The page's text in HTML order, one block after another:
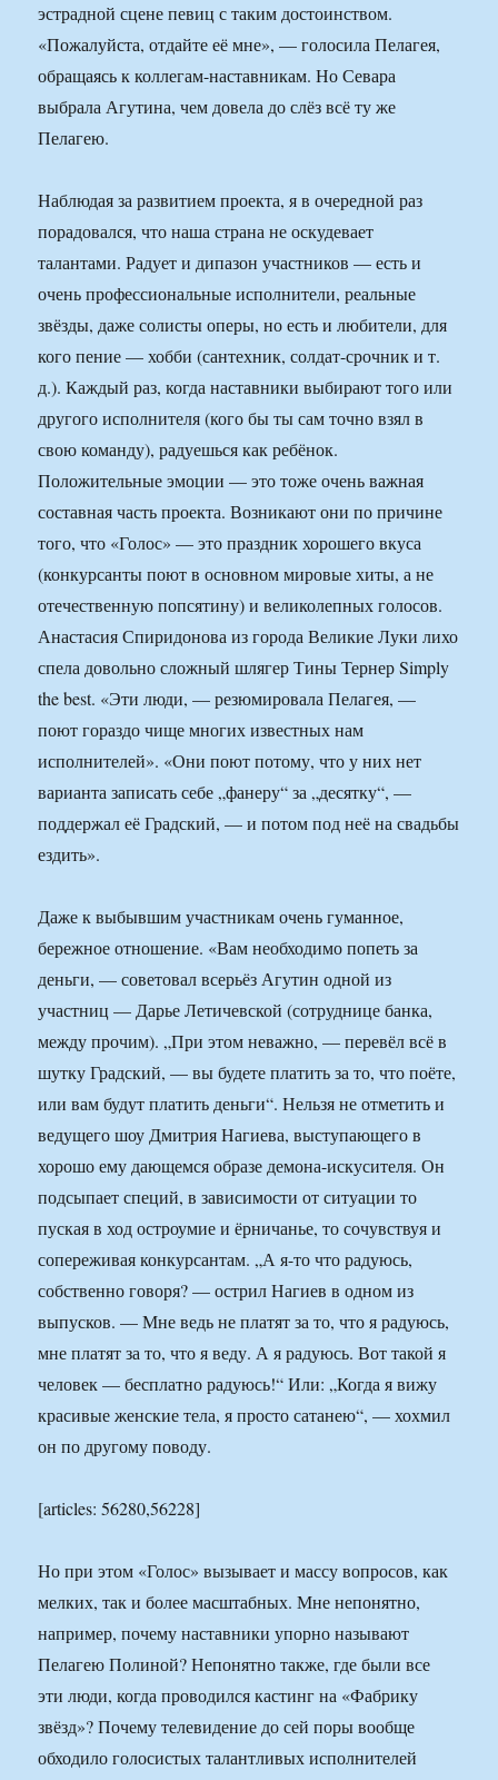
эстрадной сцене певиц с таким достоинством.
«Пожалуйста, отдайте её мне», — голосила Пелагея,
обращаясь к коллегам-наставникам. Но Севара
выбрала Агутина, чем довела до слёз всё ту же
Пелагею.
Наблюдая за развитием проекта, я в очередной раз
порадовался, что наша страна не оскудевает
талантами. Радует и дипазон участников — есть и
очень профессиональные исполнители, реальные
звёзды, даже солисты оперы, но есть и любители, для
кого пение — хобби (сантехник, солдат-срочник и т.
д.). Каждый раз, когда наставники выбирают того или
другого исполнителя (кого бы ты сам точно взял в
свою команду), радуешься как ребёнок.
Положительные эмоции — это тоже очень важная
составная часть проекта. Возникают они по причине
того, что «Голос» — это праздник хорошего вкуса
(конкурсанты поют в основном мировые хиты, а не
отечественную попсятину) и великолепных голосов.
Анастасия Спиридонова из города Великие Луки лихо
спела довольно сложный шлягер Тины Тернер Simply
the best. «Эти люди, — резюмировала Пелагея, —
поют гораздо чище многих известных нам
исполнителей». «Они поют потому, что у них нет
варианта записать себе „фанеру“ за „десятку“, —
поддержал её Градский, — и потом под неё на свадьбы
ездить».
Даже к выбывшим участникам очень гуманное,
бережное отношение. «Вам необходимо попеть за
день­ги, — советовал всерьёз Агутин одной из
участниц — Дарье Летичевской (сотруднице банка,
между прочим). „При этом неважно, — перевёл всё в
шутку Градский, — вы будете платить за то, что поёте,
или вам будут платить деньги“. Нельзя не отметить и
ведущего шоу Дмитрия Нагиева, выступающего в
хорошо ему дающемся образе демона-искусителя. Он
подсыпает специй, в зависимости от ситуации то
пуская в ход остроумие и ёрничанье, то сочувствуя и
сопереживая конкурсантам. „А я-то что радуюсь,
собственно говоря? — ост­рил Нагиев в одном из
выпусков. — Мне ведь не платят за то, что я радуюсь,
мне платят за то, что я веду. А я радуюсь. Вот такой я
человек — бесплатно радуюсь!“ Или: „Когда я вижу
красивые женские тела, я просто сатанею“, — хохмил
он по другому поводу.
[articles: 56280,56228]
Но при этом «Голос» вызывает и массу вопросов, как
мелких, так и более масштабных. Мне непонятно,
например, почему наставники упорно называют
Пелагею Полиной? Непонятно также, где были все
эти люди, когда проводился кастинг на «Фабрику
звёзд»? Почему телевидение до сей поры вообще
обходило голосистых талантливых исполнителей